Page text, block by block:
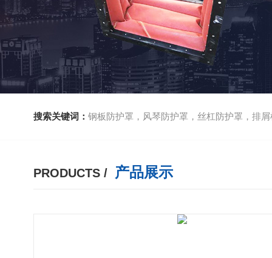
搜索关键词： 钢板防护罩，风琴防护罩，丝杠防护罩，排屑机
PRODUCTS / 产品展示